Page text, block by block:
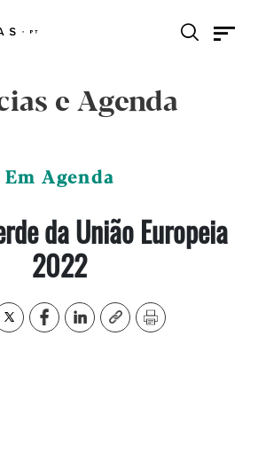
e Agenda
Em Agenda
da União Europeia
2022